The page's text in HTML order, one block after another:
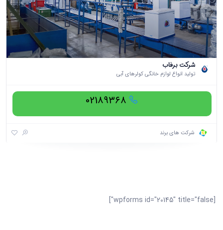
شرکت برفاب
توليد انواع لوازم خانگی كولرهای آبی
021۸۹۳۶۸
شرکت های برند
[wpforms id="20145" title="false"]